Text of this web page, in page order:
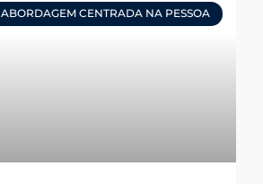
ABORDAGEM CENTRADA NA PESSOA